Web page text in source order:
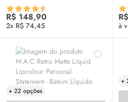
R$ 148,90
2x R$ 74,45 à
+ 22 opções
+